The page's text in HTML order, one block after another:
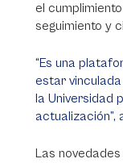
el
seguimiento y
“Es una
estar
la Universidad
actualización”,
Las